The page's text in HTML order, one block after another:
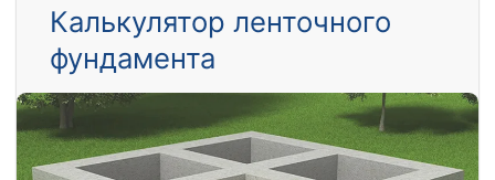
Калькулятор ленточного
фундамента